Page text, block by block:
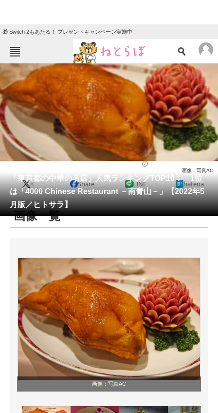
🎁 Switch 2もあたる！ プレゼントキャンペーン実施中！
ねとらぼメニュー
TOP ニュース
エンタメ クイズ
グルメ 地域
住まい 教育・育児
動物 リサーチ
会員記事
メディア
注目記事を集めた総合ページ
スマホと通信の最新トレンド
進化するPCとデバイスの未来
好きが集まる 比べて選べる
ビジネスと働き方のヒント
AI活用のいまが分かる
企業ITのトレンドを詳説
経営リーダーのコミュニティ
マーケ×ITの今がよく分かる
「東京都の中華の名店」人気ランキングTOP10！ 1位
は「4000 Chinese Restaurant －南青山－」【2022年5
月版／ヒトサラ】
画像：写真AC
X Share LINE hatena
画像一覧
画像：写真AC